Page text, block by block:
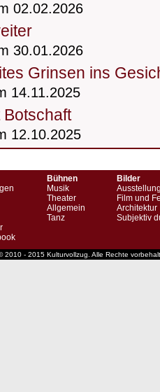
02.02.2026
30.01.2026
Grinsen ins
14.11.2025
12.10.2025
Bühnen
Musik
Theater
Allgemein
Tanz
Bilder
Film und
Architektur
Subjektiv
2010 - 2015 Kulturvollzug. Alle Rechte